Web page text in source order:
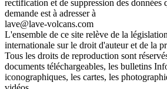
rectification et de suppression des données
demande est à adresser à
lave@lave-volcans.com
L'ensemble de ce site relève de la
internationale sur le droit d'auteur et de la
Tous les droits de reproduction sont
documents téléchargeables, les bulletins
iconographiques, les cartes, les